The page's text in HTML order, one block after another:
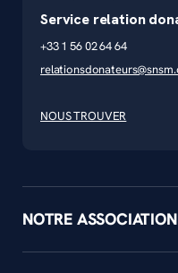
Service relation
+33 1 56 02 64 64
NOUS TROUVER
NOTRE ASSOCIATION